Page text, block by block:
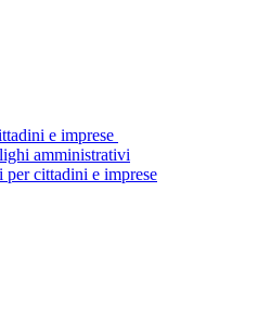
e imprese
amministrativi
cittadini e imprese